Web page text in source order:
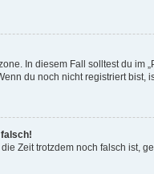
In diesem Fall solltest du im
du noch nicht registriert bist,
Zeit trotzdem noch falsch ist,